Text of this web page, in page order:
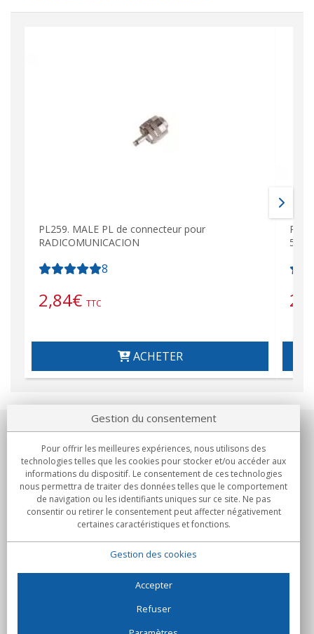
PL259. MALE PL de connecteur pour
RADICOMUNICACION
8
2,84€ TTC
ACHETER
58.
Notre société
Engagements
Achats
Gestion du consentement
Pour offrir les meilleures expériences, nous utilisons des
technologies telles que les cookies pour stocker et/ou accéder aux
informations du dispositif. Le consentement de ces technologies
nous permettra de traiter des données telles que le comportement
de navigation ou les identifiants uniques sur ce site. Ne pas
consentir ou retirer le consentement peut affecter négativement
certaines caractéristiques et fonctions.
Gestion des cookies
Accepter
Refuser